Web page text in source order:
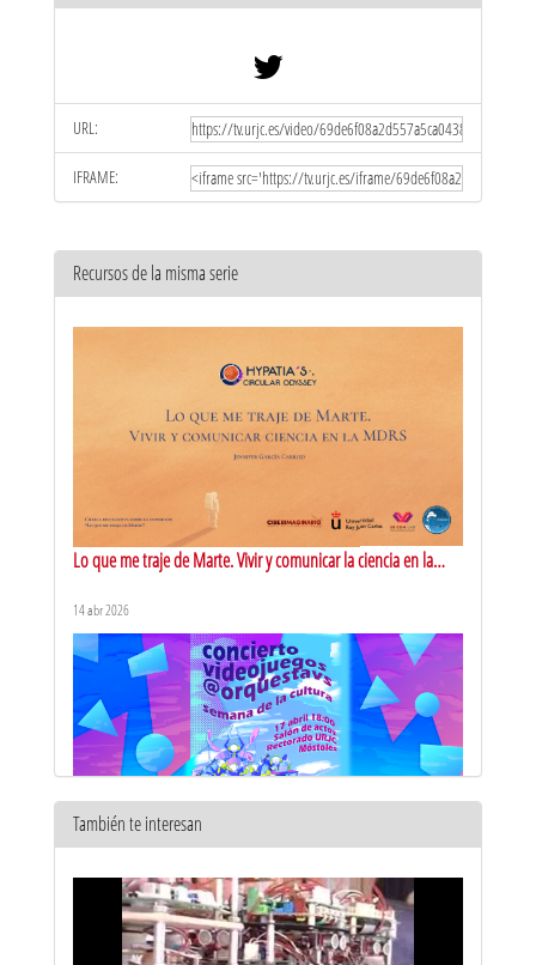
URL:
IFRAME:
Recursos de la misma serie
Lo que me traje de Marte. Vivir y comunicar la ciencia en la
14 abr 2026
17 abr 2026
También te interesan